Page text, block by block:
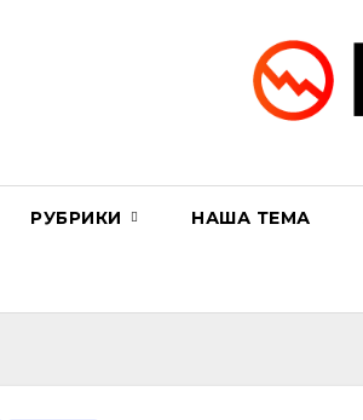
РУБРИКИ НАША ТЕМА